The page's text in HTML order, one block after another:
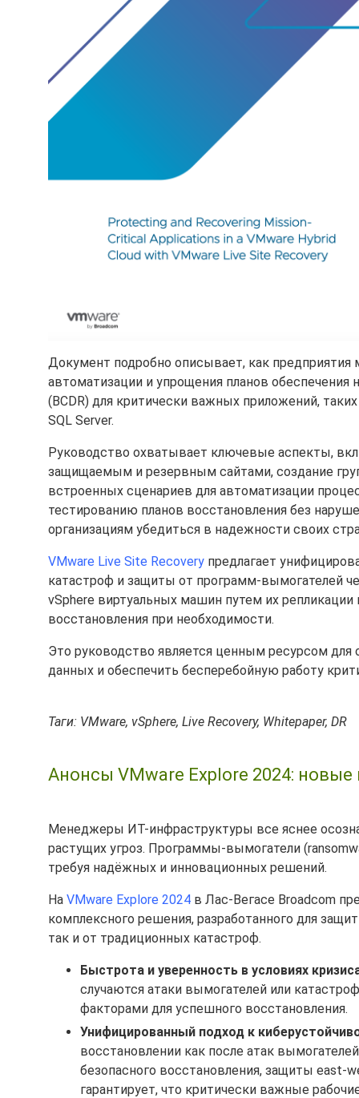
Документ подробно описывает, как предприятия
автоматизации и упрощения планов
(BCDR) для критически важных приложений,
SQL Server.
Руководство охватывает ключевые аспекты,
защищаемым и резервным сайтами, создание
встроенных сценариев для автоматизации
тестированию планов восстановления без
организациям убедиться в надежности своих
VMware Live Site Recovery предлагает
катастроф и защиты от программ-вымогателей
vSphere виртуальных машин путем их
восстановления при необходимости.
Это руководство является ценным ресурсом для
данных и обеспечить бесперебойную работу
Таги: VMware, vSphere, Live Recovery, Whitepaper, DR
Анонсы VMware Explore 2024:
Менеджеры ИТ-инфраструктуры все яснее
растущих угроз. Программы-вымогатели
требуя надёжных и инновационных решений.
На VMware Explore 2024 в Лас-Вегасе Broadcom
комплексного решения, разработанного для
так и от традиционных катастроф.
Быстрота и уверенность в условиях
случаются атаки вымогателей или
факторами для успешного восстановления.
Унифицированный подход к
восстановлении как после атак
безопасного восстановления, защиты east-
гарантирует, что критически важные